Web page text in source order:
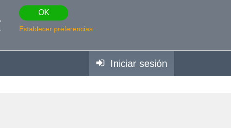
OK
Establecer preferencias
Iniciar sesión